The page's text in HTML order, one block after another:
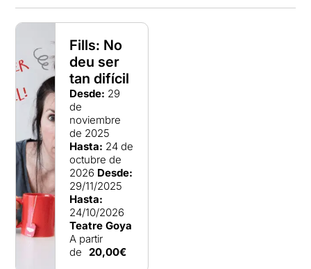
Fills: No
deu ser
tan difícil
Desde: 29
de
noviembre
de 2025
Hasta: 24 de
octubre de
2026 Desde:
29/11/2025
Hasta:
24/10/2026
Teatre Goya
A partir
de 20,00€